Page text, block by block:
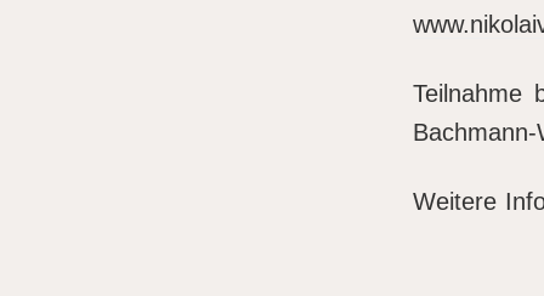
Teilnahme
Weitere